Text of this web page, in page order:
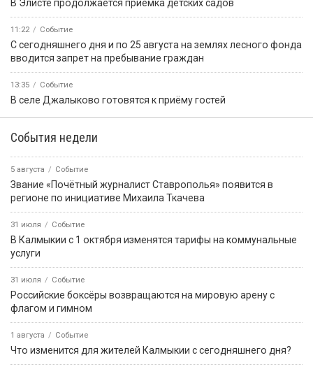
В Элисте продолжается приемка детских садов
11:22 Событие
С сегодняшнего дня и по 25 августа на землях лесного фонда
вводится запрет на пребывание граждан
13:35 Событие
В селе Джалыково готовятся к приёму гостей
События недели
5 августа Событие
Звание «Почётный журналист Ставрополья» появится в
регионе по инициативе Михаила Ткачева
31 июля Событие
В Калмыкии с 1 октября изменятся тарифы на коммунальные
услуги
31 июля Событие
Российские боксёры возвращаются на мировую арену с
флагом и гимном
1 августа Событие
Что изменится для жителей Калмыкии с сегодняшнего дня?